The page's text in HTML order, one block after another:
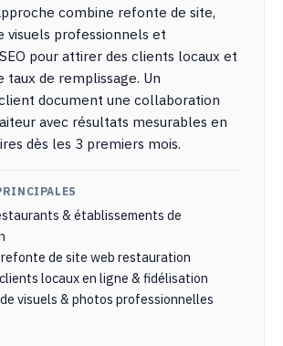
combine refonte de site,
visuels professionnels et
pour attirer des clients locaux et
de remplissage. Un
document une collaboration
avec résultats mesurables en
dès les 3 premiers mois.
& établissements de
de site web restauration
locaux en ligne & fidélisation
visuels & photos professionnelles